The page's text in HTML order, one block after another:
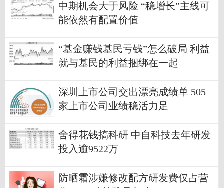
中期机会大于风险 “稳增长”主线可
能依然有配置价值
“基金赚钱基民亏钱”怎么破局 利益
就与基民的利益捆绑在一起
深圳上市公司交出漂亮成绩单 505
家上市公司业绩稳活力足
舍得花钱搞科研 中自科技去年研发
投入逾9522万
防晒霜涉嫌修改配方研发费仅占营